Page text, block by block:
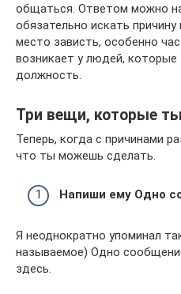
общаться. Ответом можно
обязательно искать
место зависть, особенно
возникает у людей,
должность.
Три вещи, которые
Теперь, когда с причинами
что ты можешь сделать.
Напиши ему Одно
Я неоднократно упоминал
называемое) Одно
здесь.